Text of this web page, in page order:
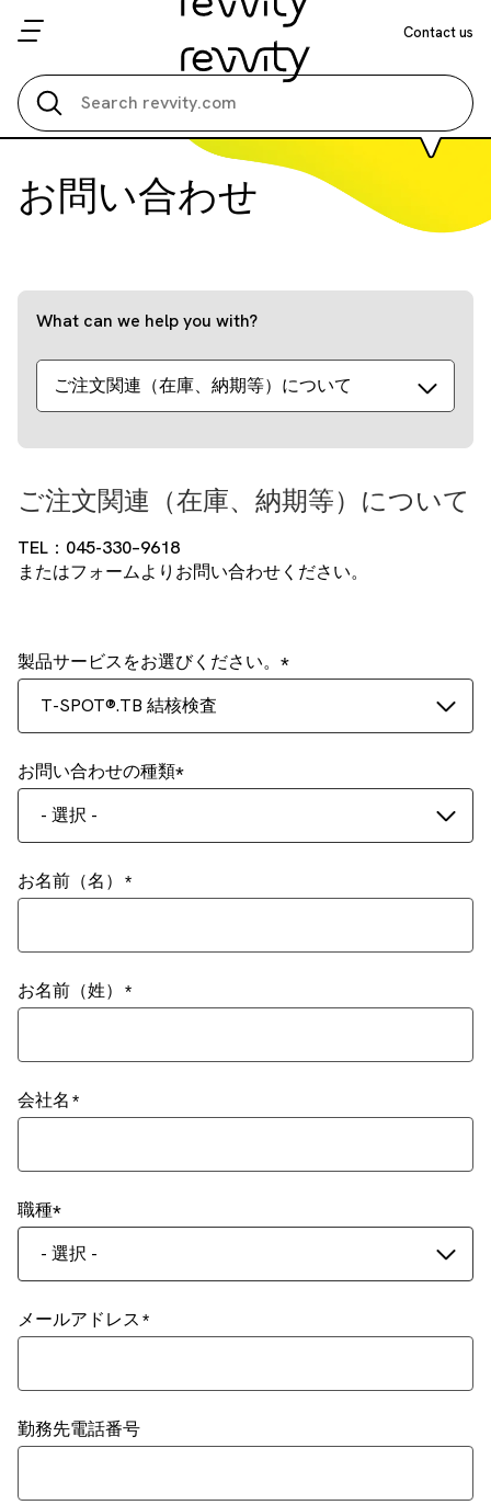
Contact us
お問い合わせ
What can we help you with?
ご注文関連（在庫、納期等）について
ご注文関連（在庫、納期等）について
TEL：045-330–9618
またはフォームよりお問い合わせください。
製品サービスをお選びください。
T-SPOT®.TB 結核検査
お問い合わせの種類
- 選択 -
お名前（名）
お名前（姓）
会社名
職種
- 選択 -
メールアドレス
勤務先電話番号